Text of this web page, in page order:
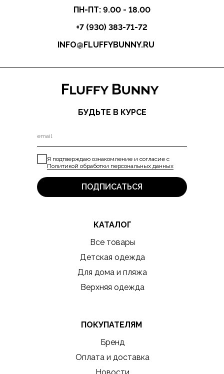
+7 (930) 383-71-72
INFO@FLUFFYBUNNY.RU
ПН-ПТ: 9.00 - 18.00
КАТАЛОГ
Детская одежда
Для дома и пляжа
Верхняя одежда
ПОКУПАТЕЛЯМ
Бренд
Оплата и доставка
Я подтверждаю ознакомление и согласие с
Политикой обработки персональных данных
ПОДПИСАТЬСЯ
БУДЬТЕ В КУРСЕ
Все товары